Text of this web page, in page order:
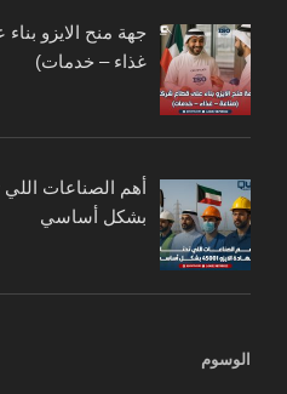
جهة منح الايزو
غذاء – خدمات)
بشكل أساسي
الوسوم